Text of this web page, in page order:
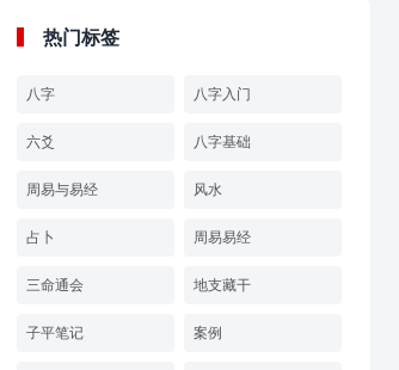
热门标签
八字 八字入门
六爻 八字基础
周易与易经 风水
占卜 周易易经
三命通会 地支藏干
子平笔记 案例